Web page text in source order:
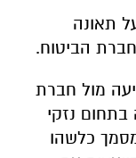
תאונה
הביטוח.
מול חברת
נזקי
כלשהו